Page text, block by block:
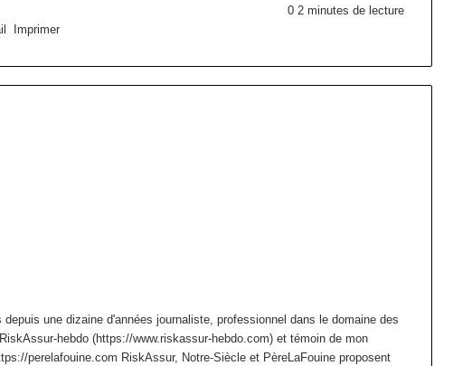
0 2 minutes de lecture
Imprimer
une dizaine d'années journaliste, professionnel dans le domaine des
hebdo (https://www.riskassur-hebdo.com) et témoin de mon
perelafouine.com RiskAssur, Notre-Siècle et PèreLaFouine proposent